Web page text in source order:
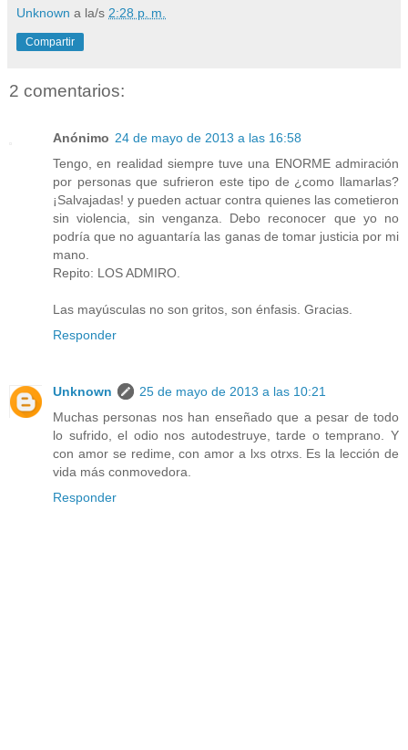
Unknown a la/s 2:28 p. m.
Compartir
2 comentarios:
Anónimo 24 de mayo de 2013 a las 16:58
Tengo, en realidad siempre tuve una ENORME admiración
por personas que sufrieron este tipo de ¿como llamarlas?
¡Salvajadas! y pueden actuar contra quienes las cometieron
sin violencia, sin venganza. Debo reconocer que yo no
podría que no aguantaría las ganas de tomar justicia por mi
mano.
Repito: LOS ADMIRO.
Las mayúsculas no son gritos, son énfasis. Gracias.
Responder
Unknown
25 de mayo de 2013 a las 10:21
Muchas personas nos han enseñado que a pesar de todo
lo sufrido, el odio nos autodestruye, tarde o temprano. Y
con amor se redime, con amor a lxs otrxs. Es la lección de
vida más conmovedora.
Responder